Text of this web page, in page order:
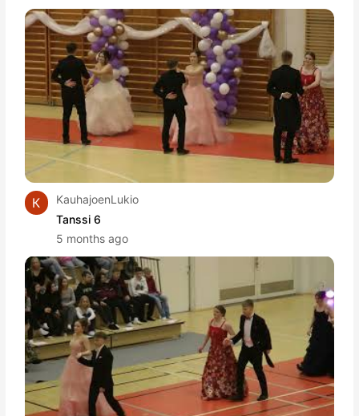
KauhajoenLukio
Tanssi 6
5 months ago